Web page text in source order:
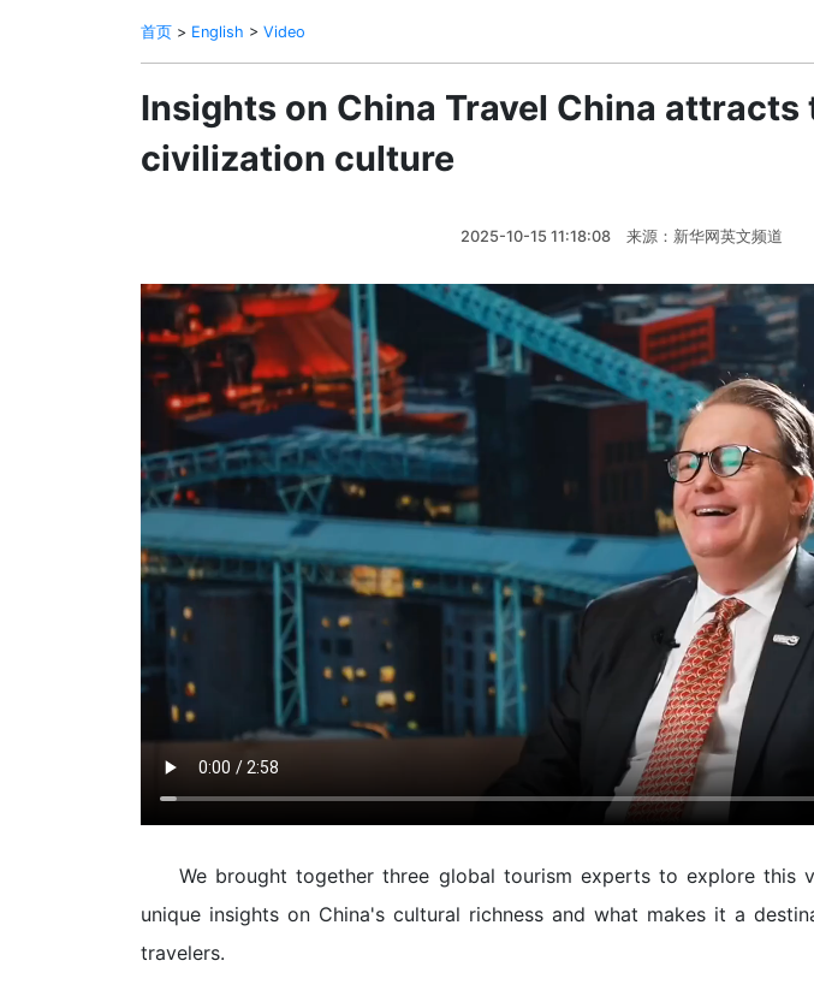
首页 > English > Video
Insights on China Travel China
civilization culture
2025-10-15 11:18:08 来源：新华网英文频道
We brought together three global tourism experts to explore this
unique insights on China's cultural richness and what makes it a
travelers.